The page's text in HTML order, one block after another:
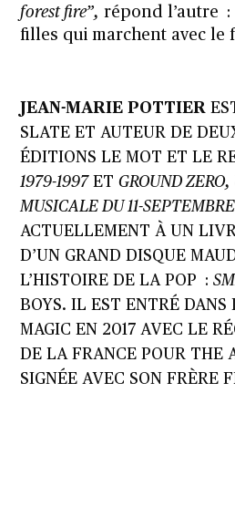
forest fire”, répond l’autre :
filles qui marchent avec le
JEAN-MARIE POTTIER
SLATE ET AUTEUR DE
ÉDITIONS LE MOT ET LE
1979-1997ETGROUND
MUSICALE DU 11-
ACTUELLEMENT À UN
D’UN GRAND DISQUE
L’HISTOIRE DE LA POP :
BOYS. IL EST ENTRÉ DANS
MAGIC EN 2017 AVEC LE
DE LA FRANCE POUR THE
SIGNÉE AVEC SON FRÈRE